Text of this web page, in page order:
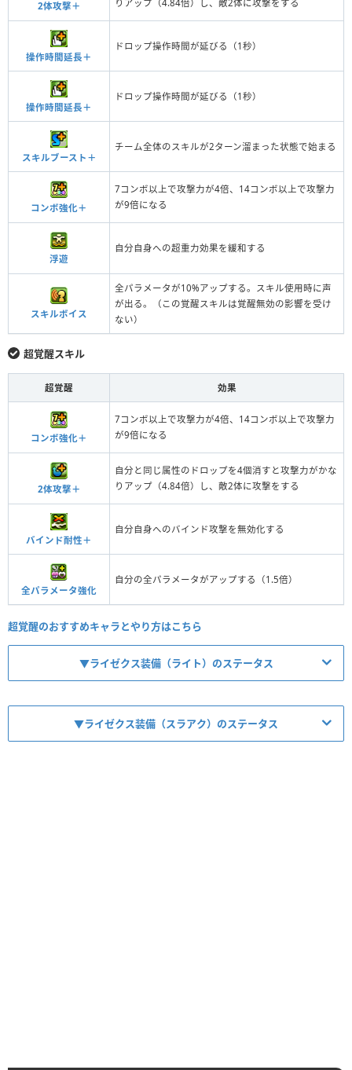
2体攻撃＋
りアップ（4.84倍）し、敵2体に攻撃をする
操作時間延長＋
ドロップ操作時間が延びる（1秒）
操作時間延長＋
ドロップ操作時間が延びる（1秒）
スキルブースト＋
チーム全体のスキルが2ターン溜まった状態で始まる
コンボ強化＋
7コンボ以上で攻撃力が4倍、14コンボ以上で攻撃力
が9倍になる
浮遊
自分自身への超重力効果を緩和する
スキルボイス
全パラメータが10%アップする。スキル使用時に声
が出る。（この覚醒スキルは覚醒無効の影響を受け
ない）
超覚醒スキル
超覚醒 効果
コンボ強化＋
7コンボ以上で攻撃力が4倍、14コンボ以上で攻撃力
が9倍になる
2体攻撃＋
自分と同じ属性のドロップを4個消すと攻撃力がかな
りアップ（4.84倍）し、敵2体に攻撃をする
バインド耐性＋
自分自身へのバインド攻撃を無効化する
全パラメータ強化
自分の全パラメータがアップする（1.5倍）
超覚醒のおすすめキャラとやり方はこちら
▼ライゼクス装備（ライト）のステータス
▼ライゼクス装備（スラアク）のステータス